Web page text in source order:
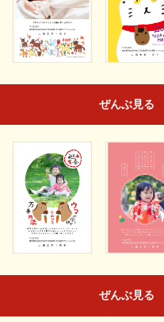
ぜんぶ見る
ぜんぶ見る